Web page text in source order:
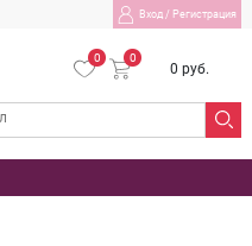
Вход/ Регистрация
0 0
0 руб.